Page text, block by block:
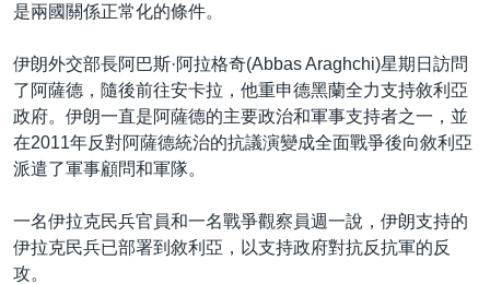
是兩國關係正常化的條件。
伊朗外交部長阿巴斯·阿拉格奇(Abbas Araghchi)星期日訪問
了阿薩德，隨後前往安卡拉，他重申德黑蘭全力支持敘利亞
政府。伊朗一直是阿薩德的主要政治和軍事支持者之一，並
在2011年反對阿薩德統治的抗議演變成全面戰爭後向敘利亞
派遣了軍事顧問和軍隊。
一名伊拉克民兵官員和一名戰爭觀察員週一說，伊朗支持的
伊拉克民兵已部署到敘利亞，以支持政府對抗反抗軍的反
攻。